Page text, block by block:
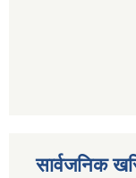
सार्वजनिक